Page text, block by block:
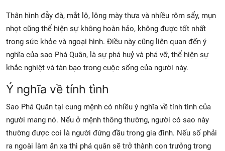
Thân hình đẫy đà, mắt lộ, lông mày thưa và nhiều rôm sẩy, mụn
nhọt cũng thể hiện sự không hoàn hảo, không được tốt nhất
trong sức khỏe và ngoại hình. Điều này cũng liên quan đến ý
nghĩa của sao Phá Quân, là sự phá huỷ và phá vỡ, thể hiện sự
khắc nghiệt và tàn bạo trong cuộc sống của người này.
Ý nghĩa về tính tình
Sao Phá Quân tại cung mệnh có nhiều ý nghĩa về tính tình của
người mang nó. Nếu ở mệnh thông thường, người có sao này
thường được coi là người đứng đầu trong gia đình. Nếu số phải
ra ngoài làm ăn xa thì phá quân sẽ trở thành con trưởng trong